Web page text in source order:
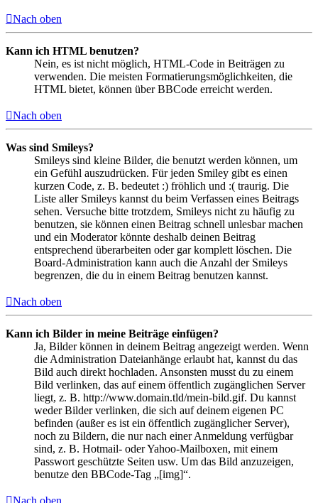
Nach oben
Kann ich HTML benutzen?
Nein, es ist nicht möglich, HTML-Code in Beiträgen zu
verwenden. Die meisten Formatierungsmöglichkeiten, die
HTML bietet, können über BBCode erreicht werden.
Nach oben
Was sind Smileys?
Smileys sind kleine Bilder, die benutzt werden können, um
ein Gefühl auszudrücken. Für jeden Smiley gibt es einen
kurzen Code, z. B. bedeutet :) fröhlich und :( traurig. Die
Liste aller Smileys kannst du beim Verfassen eines Beitrags
sehen. Versuche bitte trotzdem, Smileys nicht zu häufig zu
benutzen, sie können einen Beitrag schnell unlesbar machen
und ein Moderator könnte deshalb deinen Beitrag
entsprechend überarbeiten oder gar komplett löschen. Die
Board-Administration kann auch die Anzahl der Smileys
begrenzen, die du in einem Beitrag benutzen kannst.
Nach oben
Kann ich Bilder in meine Beiträge einfügen?
Ja, Bilder können in deinem Beitrag angezeigt werden. Wenn
die Administration Dateianhänge erlaubt hat, kannst du das
Bild auch direkt hochladen. Ansonsten musst du zu einem
Bild verlinken, das auf einem öffentlich zugänglichen Server
liegt, z. B. http://www.domain.tld/mein-bild.gif. Du kannst
weder Bilder verlinken, die sich auf deinem eigenen PC
befinden (außer es ist ein öffentlich zugänglicher Server),
noch zu Bildern, die nur nach einer Anmeldung verfügbar
sind, z. B. Hotmail- oder Yahoo-Mailboxen, mit einem
Passwort geschützte Seiten usw. Um das Bild anzuzeigen,
benutze den BBCode-Tag „[img]“.